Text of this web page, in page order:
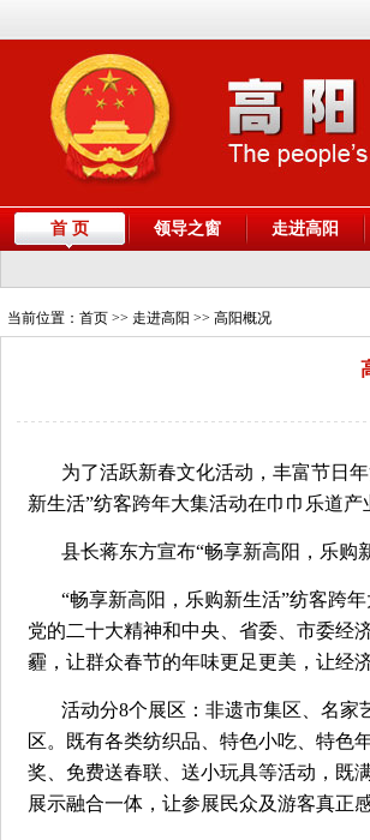
首 页 领导之窗 走进高阳
当前位置： 首页 >> 走进高阳 >> 高阳概况
为了活跃新春文化活动，丰富节日
新生活”纺客跨年大集活动在巾巾乐道产
县长蒋东方宣布“畅享新高阳，乐购
“畅享新高阳，乐购新生活”纺客跨
党的二十大精神和中央、省委、市委经
霾，让群众春节的年味更足更美，让经
活动分8个展区：非遗市集区、名
区。既有各类纺织品、特色小吃、特色
奖、免费送春联、送小玩具等活动，既
展示融合一体，让参展民众及游客真正